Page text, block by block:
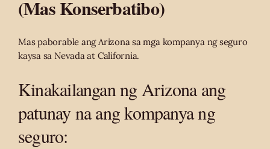
(Mas Konserbatibo)
Mas paborable ang Arizona sa mga kompanya ng seguro
kaysa sa Nevada at California.
Kinakailangan ng Arizona ang
patunay na ang kompanya ng
seguro: